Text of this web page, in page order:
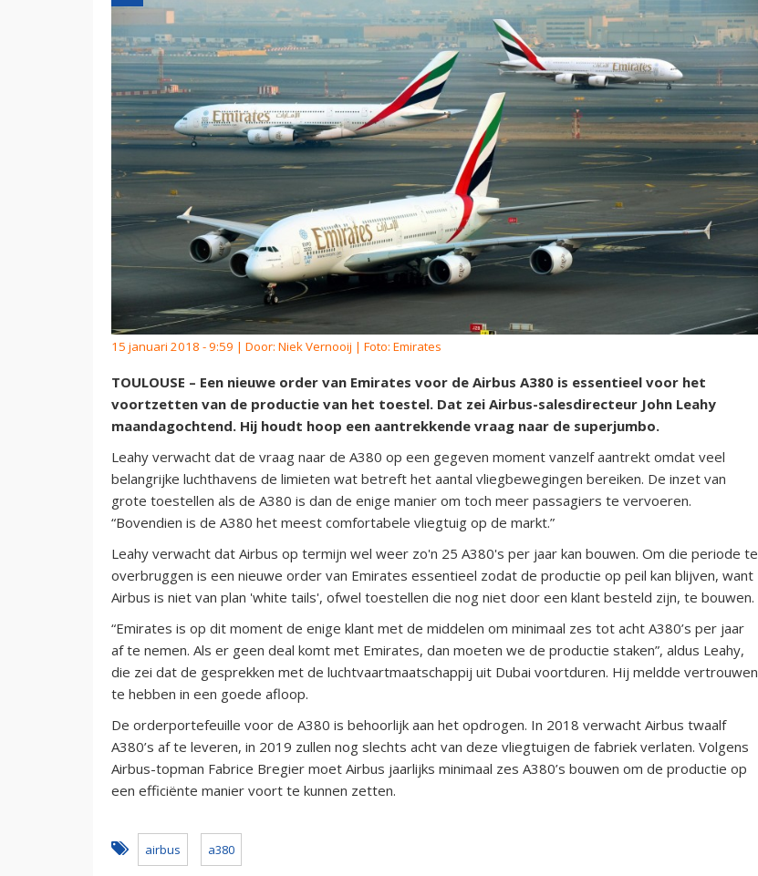
15 januari 2018 - 9:59 | Door: Niek Vernooij | Foto: Emirates
TOULOUSE – Een nieuwe order van Emirates voor de Airbus A380 is essentieel voor het
voortzetten van de productie van het toestel. Dat zei Airbus-salesdirecteur John Leahy
maandagochtend. Hij houdt hoop een aantrekkende vraag naar de superjumbo.
Leahy verwacht dat de vraag naar de A380 op een gegeven moment vanzelf aantrekt omdat veel
belangrijke luchthavens de limieten wat betreft het aantal vliegbewegingen bereiken. De inzet van
grote toestellen als de A380 is dan de enige manier om toch meer passagiers te vervoeren.
“Bovendien is de A380 het meest comfortabele vliegtuig op de markt.”
Leahy verwacht dat Airbus op termijn wel weer zo'n 25 A380's per jaar kan bouwen. Om die periode te
overbruggen is een nieuwe order van Emirates essentieel zodat de productie op peil kan blijven, want
Airbus is niet van plan 'white tails', ofwel toestellen die nog niet door een klant besteld zijn, te bouwen.
“Emirates is op dit moment de enige klant met de middelen om minimaal zes tot acht A380’s per jaar
af te nemen. Als er geen deal komt met Emirates, dan moeten we de productie staken”, aldus Leahy,
die zei dat de gesprekken met de luchtvaartmaatschappij uit Dubai voortduren. Hij meldde vertrouwen
te hebben in een goede afloop.
De orderportefeuille voor de A380 is behoorlijk aan het opdrogen. In 2018 verwacht Airbus twaalf
A380’s af te leveren, in 2019 zullen nog slechts acht van deze vliegtuigen de fabriek verlaten. Volgens
Airbus-topman Fabrice Bregier moet Airbus jaarlijks minimaal zes A380’s bouwen om de productie op
een efficiënte manier voort te kunnen zetten.
airbus a380